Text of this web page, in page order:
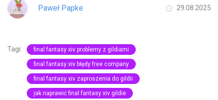
Paweł Papke 29.08.2025
Tagi: final fantasy xiv problemy z gildiami
final fantasy xiv błędy free company
final fantasy xiv zaproszenia do gildii
jak naprawić final fantasy xiv gildie